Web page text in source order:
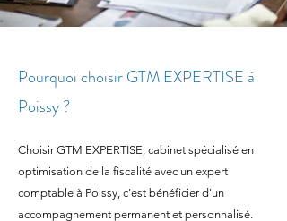
Pourquoi choisir GTM EXPERTISE à
Poissy ?
Choisir GTM EXPERTISE, cabinet spécialisé en
optimisation de la fiscalité avec un expert
comptable à Poissy, c'est bénéficier d'un
accompagnement permanent et personnalisé.